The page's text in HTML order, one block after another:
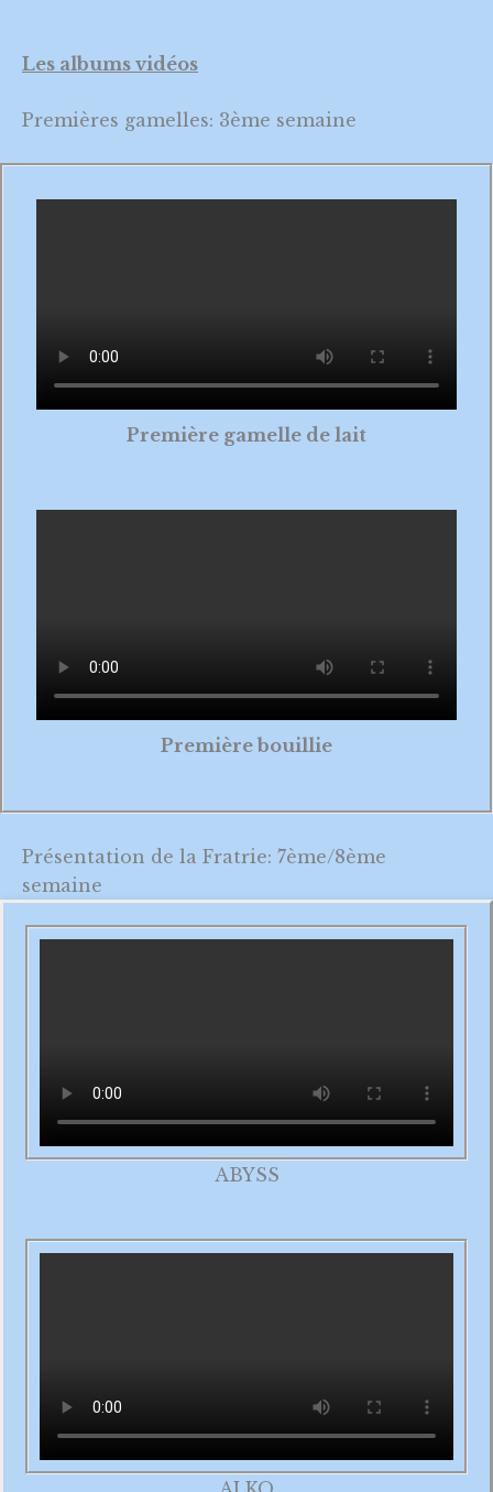
Les albums vidéos
Premières gamelles: 3ème semaine
Première gamelle de lait
Première bouillie
Présentation de la Fratrie: 7ème/8ème
semaine
ABYSS